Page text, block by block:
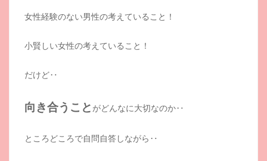
女性経験のない男性の考えていること！
小賢しい女性の考えていること！
だけど‥
向き合うこと がどんなに大切なのか‥
ところどころで自問自答しながら‥